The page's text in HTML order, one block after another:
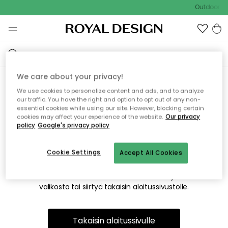
Outdoor
Emme valitettavasti löydä
etsimääsi sivua
Tämä voi johtua siitä, että sivua ei enää ole tai siitä, että se
on siirretty muualle. Pahoittelemme tästä mahdollisesti
valikosta tai siirtyä takaisin aloitussivustolle.
Takaisin aloitussivulle
We care about your privacy!
We use cookies to personalize content and ads, and to analyze
our traffic. You have the right and option to opt out of any non-
essential cookies while using our site. However, blocking certain
cookies may affect your experience of the website. Our privacy
policy Google's privacy policy
Accept All Cookies
Cookie Settings